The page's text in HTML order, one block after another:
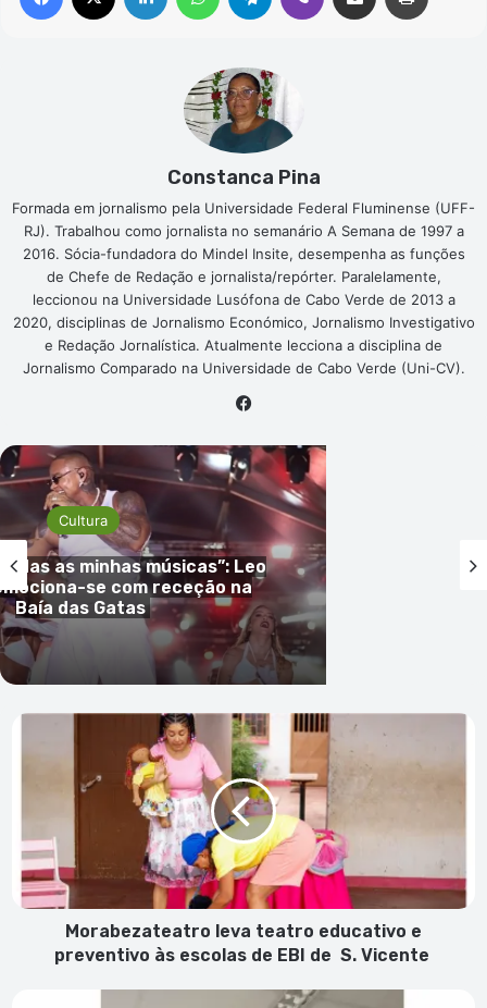
Constanca Pina
Formada em jornalismo pela Universidade Federal Fluminense (UFF-
RJ). Trabalhou como jornalista no semanário A Semana de 1997 a
2016. Sócia-fundadora do Mindel Insite, desempenha as funções
de Chefe de Redação e jornalista/repórter. Paralelamente,
leccionou na Universidade Lusófona de Cabo Verde de 2013 a
2020, disciplinas de Jornalismo Económico, Jornalismo Investigativo
e Redação Jornalística. Atualmente lecciona a disciplina de
Jornalismo Comparado na Universidade de Cabo Verde (Uni-CV).
Cultura
as minhas músicas”: Leo
se com receção na
Baía das Gatas
educativo
preventivo
às
escolas
de
Morabezateatro leva teatro educativo e
preventivo às escolas de EBI de S. Vicente